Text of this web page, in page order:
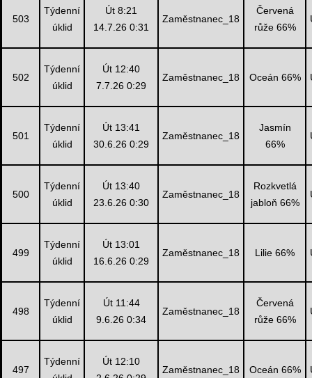
503
Týdenní
úklid
Út 8:21
14.7.26 0:31
Zaměstnanec_18
Červená
růže 66%
502
Týdenní
úklid
Út 12:40
7.7.26 0:29
Zaměstnanec_18 Oceán 66%
501
Týdenní
úklid
Út 13:41
30.6.26 0:29
Zaměstnanec_18
Jasmín
66%
500
Týdenní
úklid
Út 13:40
23.6.26 0:30
Zaměstnanec_18
Rozkvetlá
jabloň 66%
499
Týdenní
úklid
Út 13:01
16.6.26 0:29
Zaměstnanec_18 Lilie 66%
498
Týdenní
úklid
Út 11:44
9.6.26 0:34
Zaměstnanec_18
Červená
růže 66%
497
Týdenní
Út 12:10
Zaměstnanec_18 Oceán 66%